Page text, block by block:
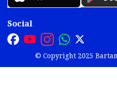
Social
© Copyright 2025